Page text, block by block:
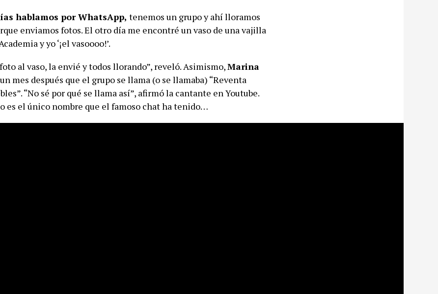
hablamos por WhatsApp, tenemos un grupo y ahí lloramos
enviamos fotos. El otro día me encontré un vaso de una vajilla
y yo ‘¡el vasoooo!’.
al vaso, la envié y todos llorando”, reveló. Asimismo,Marina
mes después que el grupo se llama (o se llamaba) “Reventa
“No sé por qué se llama así”, afirmó la cantante en Youtube.
es el único nombre que el famoso chat ha tenido…